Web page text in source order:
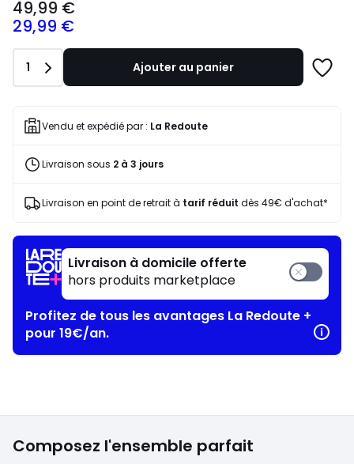
à
partir
souscrivez
notre
programme
payer
place
€.
29,99 €
49,99 €
Quantité
1 Ajouter au panier
Vendu et expédié par : La Redoute
Livraison sous 2 à 3 jours
Livraison en point de retrait à tarif réduit dès 49€ d'achat*
Livraison à domicile offerte
hors produits marketplace
Profitez de tous les avantages La Redoute +
pour 19€/an.
Composez l'ensemble parfait